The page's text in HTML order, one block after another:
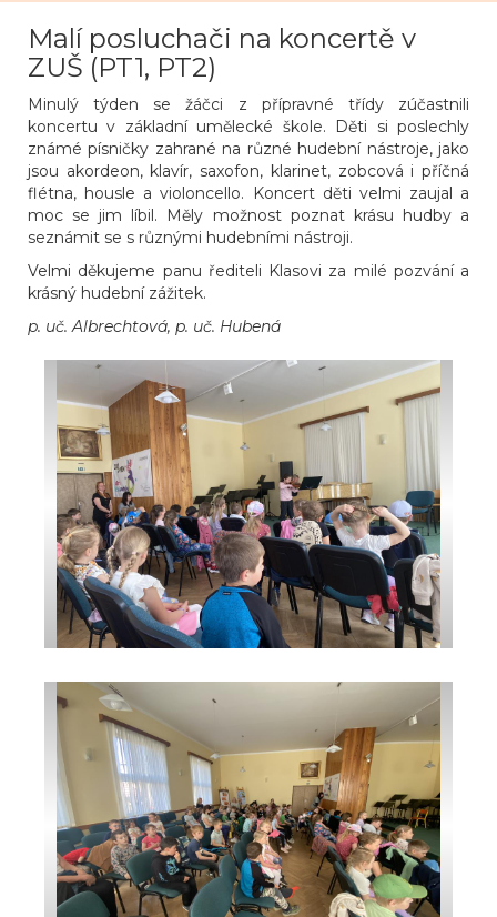
Malí posluchači na koncertě v
ZUŠ (PT1, PT2)
Minulý týden se žáčci z přípravné třídy zúčastnili
koncertu v základní umělecké škole. Děti si poslechly
známé písničky zahrané na různé hudební nástroje, jako
jsou akordeon, klavír, saxofon, klarinet, zobcová i příčná
flétna, housle a violoncello. Koncert děti velmi zaujal a
moc se jim líbil. Měly možnost poznat krásu hudby a
seznámit se s různými hudebními nástroji.
Velmi děkujeme panu řediteli Klasovi za milé pozvání a
krásný hudební zážitek.
p. uč. Albrechtová, p. uč. Hubená